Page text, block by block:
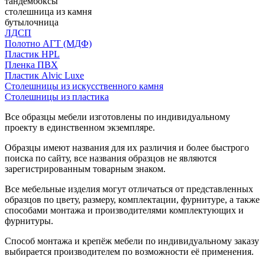
столешница из камня
бутылочница
ЛДСП
Полотно АГТ (МДФ)
Пластик HPL
Пленка ПВХ
Пластик Alvic Luxe
Столешницы из искусственного камня
Столешницы из пластика
Все образцы мебели изготовлены по индивидуальному
проекту в единственном экземпляре.
Образцы имеют названия для их различия и более быстрого
поиска по сайту, все названия образцов не являются
зарегистрированным товарным знаком.
Все мебельные изделия могут отличаться от представленных
образцов по цвету, размеру, комплектации, фурнитуре, а также
способами монтажа и производителями комплектующих и
фурнитуры.
Способ монтажа и крепёж мебели по индивидуальному заказу
выбирается производителем по возможности её применения.